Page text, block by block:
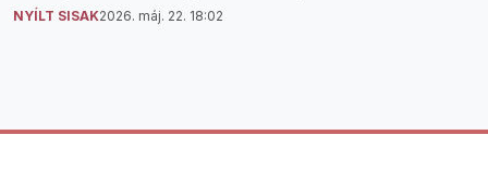
NYÍLT SISAK2026. máj. 22. 18:02